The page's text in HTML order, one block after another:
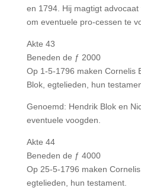
en 1794. Hij magtigt advocaat
om eventuele pro-cessen te
Akte 43
Beneden de ƒ 2000
Op 1-5-1796 maken Cornelis
Blok, egtelieden, hun
Genoemd: Hendrik Blok en
eventuele voogden.
Akte 44
Beneden de ƒ 4000
Op 25-5-1796 maken Cornelis
egtelieden, hun testament.